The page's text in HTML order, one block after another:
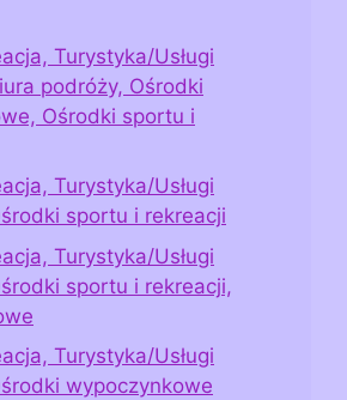
Turystyka/Usługi
podróży, Ośrodki
Ośrodki sportu i
Turystyka/Usługi
sportu i rekreacji
Turystyka/Usługi
sportu i rekreacji,
Turystyka/Usługi
wypoczynkowe